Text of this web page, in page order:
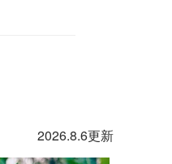
2026.8.6更新